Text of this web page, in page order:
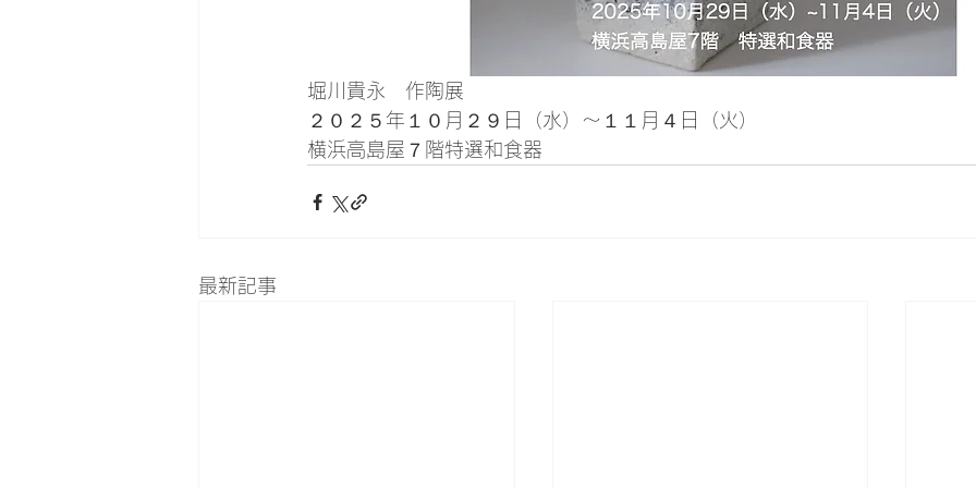
堀川貴永　作陶展
２０２５年１０月２９日（水）〜１１月４日（火）
横浜高島屋７階特選和食器
最新記事